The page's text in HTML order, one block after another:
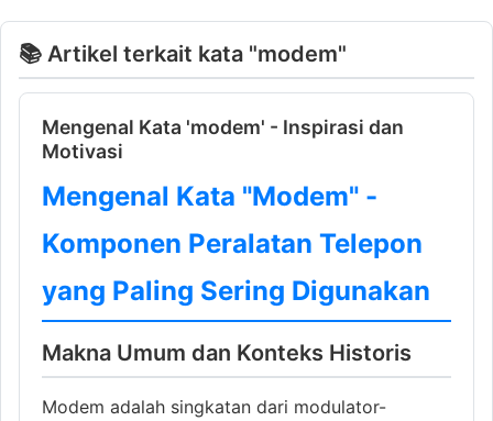
📚 Artikel terkait kata "modem"
Mengenal Kata 'modem' - Inspirasi dan
Motivasi
Mengenal Kata "Modem" -
Komponen Peralatan Telepon
yang Paling Sering Digunakan
Makna Umum dan Konteks Historis
Modem adalah singkatan dari modulator-